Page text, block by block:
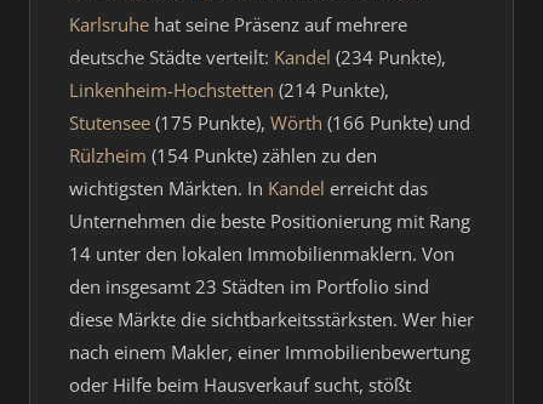
Karlsruhe hat seine Präsenz auf mehrere
deutsche Städte verteilt: Kandel (234 Punkte),
Linkenheim-Hochstetten (214 Punkte),
Stutensee (175 Punkte), Wörth (166 Punkte) und
Rülzheim (154 Punkte) zählen zu den
wichtigsten Märkten. In Kandel erreicht das
Unternehmen die beste Positionierung mit Rang
14 unter den lokalen Immobilienmaklern. Von
den insgesamt 23 Städten im Portfolio sind
diese Märkte die sichtbarkeitsstärksten. Wer hier
nach einem Makler, einer Immobilienbewertung
oder Hilfe beim Hausverkauf sucht, stößt